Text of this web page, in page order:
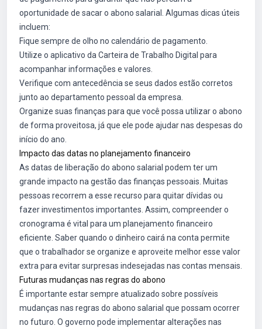
oportunidade de sacar o abono salarial. Algumas dicas úteis
incluem:
Fique sempre de olho no calendário de pagamento.
Utilize o aplicativo da Carteira de Trabalho Digital para
acompanhar informações e valores.
Verifique com antecedência se seus dados estão corretos
junto ao departamento pessoal da empresa.
Organize suas finanças para que você possa utilizar o abono
de forma proveitosa, já que ele pode ajudar nas despesas do
início do ano.
Impacto das datas no planejamento financeiro
As datas de liberação do abono salarial podem ter um
grande impacto na gestão das finanças pessoais. Muitas
pessoas recorrem a esse recurso para quitar dívidas ou
fazer investimentos importantes. Assim, compreender o
cronograma é vital para um planejamento financeiro
eficiente. Saber quando o dinheiro cairá na conta permite
que o trabalhador se organize e aproveite melhor esse valor
extra para evitar surpresas indesejadas nas contas mensais.
Futuras mudanças nas regras do abono
É importante estar sempre atualizado sobre possíveis
mudanças nas regras do abono salarial que possam ocorrer
no futuro. O governo pode implementar alterações nas